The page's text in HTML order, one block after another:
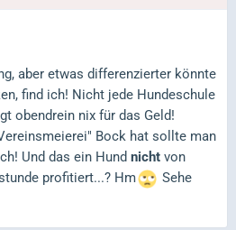
aber etwas differenzierter könnte
find ich! Nicht jede Hundeschule
obendrein nix für das Geld!
Bock hat sollte man
Und das ein Hund nicht von
profitiert...? Hm
Sehe